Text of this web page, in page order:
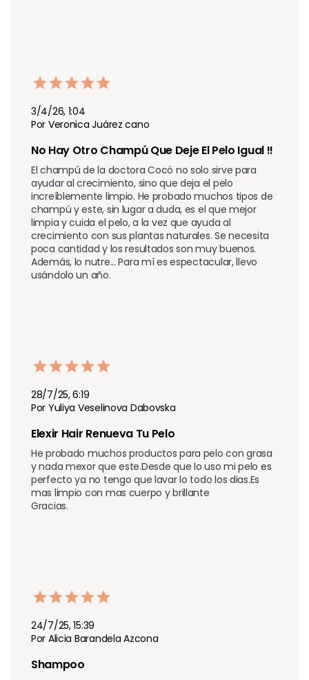
3/4/26, 1:04
Por Veronica Juárez cano
No Hay Otro Champú Que Deje El Pelo Igual !!
El champú de la doctora Cocó no solo sirve para
ayudar al crecimiento, sino que deja el pelo
increíblemente limpio. He probado muchos tipos de
champú y este, sin lugar a duda, es el que mejor
limpia y cuida el pelo, a la vez que ayuda al
crecimiento con sus plantas naturales. Se necesita
poca cantidad y los resultados son muy buenos.
Además, lo nutre... Para mí es espectacular, llevo
usándolo un año.
28/7/25, 6:19
Por Yuliya Veselinova Dabovska
Elexir Hair Renueva Tu Pelo
He probado muchos productos para pelo con grasa
y nada mexor que este.Desde que lo uso mi pelo es
perfecto ya no tengo que lavar lo todo los dias.Es
mas limpio con mas cuerpo y brillante
Gracias.
24/7/25, 15:39
Por Alicia Barandela Azcona
Shampoo